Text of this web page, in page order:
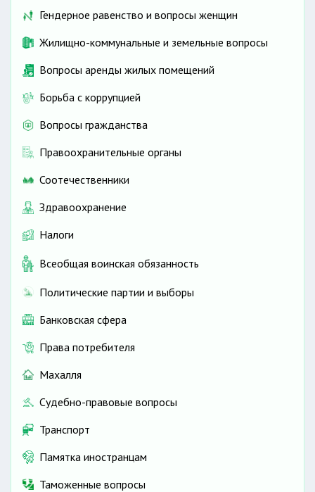
Гендерное равенство и вопросы женщин
Жилищно-коммунальные и земельные вопросы
Вопросы аренды жилых помещений
Борьба с коррупцией
Вопросы гражданства
Правоохранительные органы
Соотечественники
Здравоохранение
Налоги
Всеобщая воинская обязанность
Политические партии и выборы
Банковская сфера
Права потребителя
Махалля
Судебно-правовые вопросы
Транспорт
Памятка иностранцам
Таможенные вопросы